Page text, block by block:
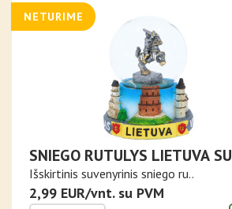
NETURIME
SNIEGO RUTULYS LIETUVA SU
VYČIU IR LIETUVOS MIESTAIS
Išskirtinis suvenyrinis sniego ru..
2,99 EUR/vnt. su PVM